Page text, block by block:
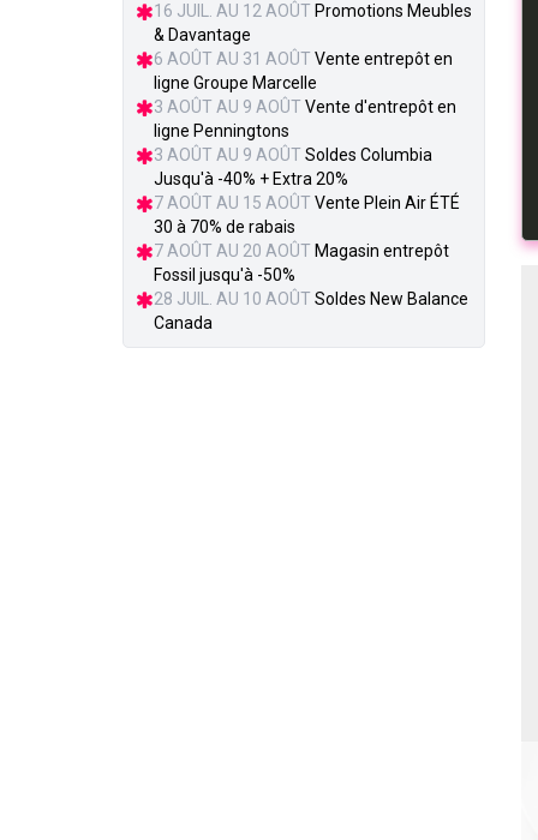
16 JUIL. AU 12 AOÛT Promotions Meubles
& Davantage
6 AOÛT AU 31 AOÛT Vente entrepôt en
ligne Groupe Marcelle
3 AOÛT AU 9 AOÛT Vente d'entrepôt en
ligne Penningtons
3 AOÛT AU 9 AOÛT Soldes Columbia
Jusqu'à -40% + Extra 20%
7 AOÛT AU 15 AOÛT Vente Plein Air ÉTÉ
30 à 70% de rabais
7 AOÛT AU 20 AOÛT Magasin entrepôt
Fossil jusqu'à -50%
28 JUIL. AU 10 AOÛT Soldes New Balance
Canada